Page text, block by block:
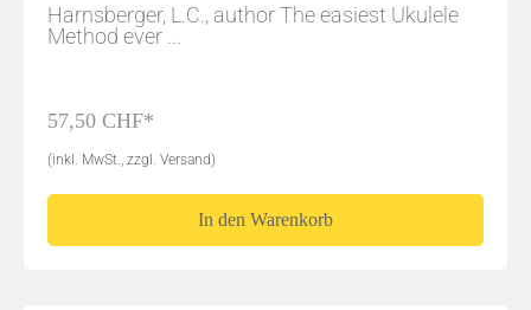
Harnsberger, L.C., author The easiest Ukulele
Method ever ...
57,50 CHF*
(inkl. MwSt., zzgl. Versand)
In den Warenkorb